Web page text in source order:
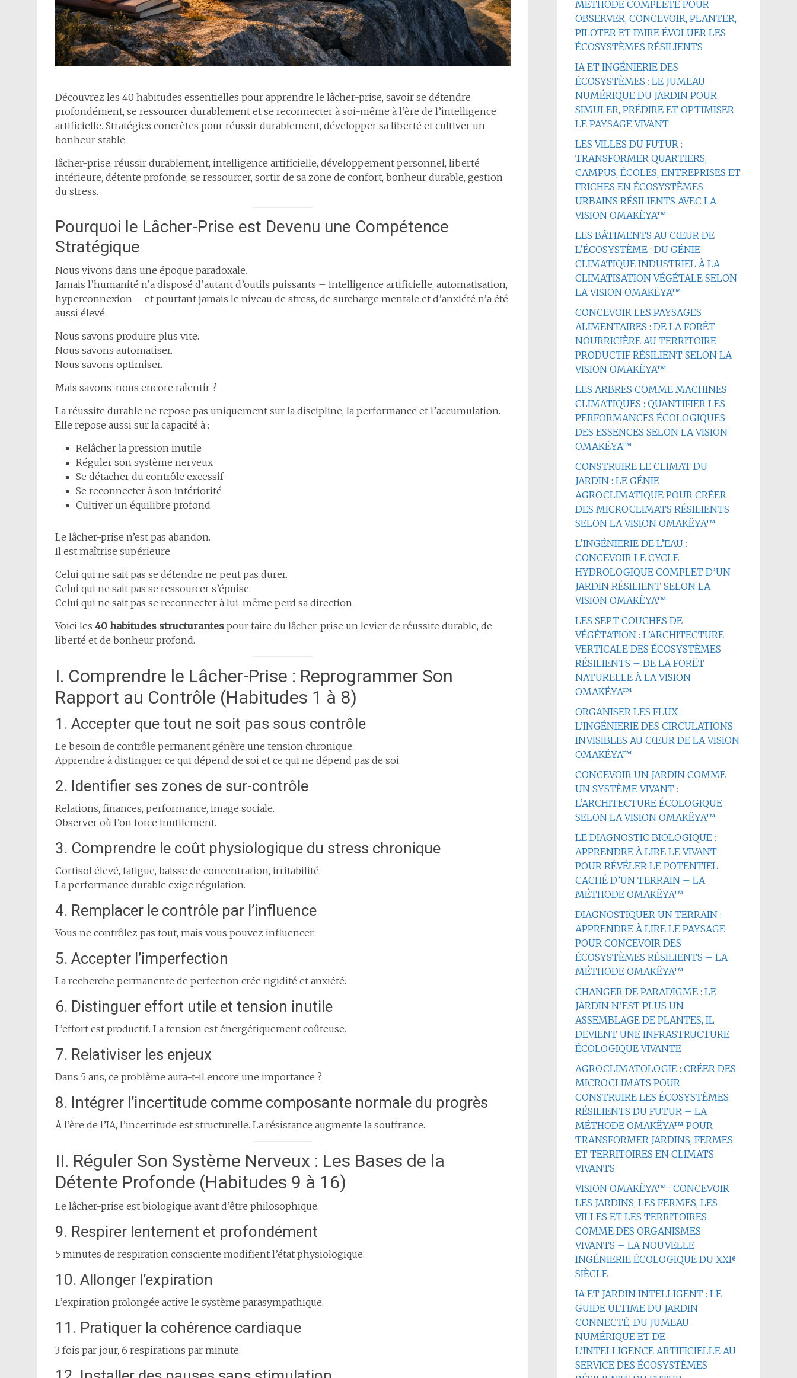
Découvrez les 40 habitudes essentielles pour apprendre le lâcher-prise, savoir se détendre
profondément, se ressourcer durablement et se reconnecter à soi-même à l’ère de l’intelligence
artificielle. Stratégies concrètes pour réussir durablement, développer sa liberté et cultiver un
bonheur stable.
lâcher-prise, réussir durablement, intelligence artificielle, développement personnel, liberté
intérieure, détente profonde, se ressourcer, sortir de sa zone de confort, bonheur durable, gestion
du stress.
Pourquoi le Lâcher-Prise est Devenu une Compétence
Stratégique
Nous vivons dans une époque paradoxale.
Jamais l’humanité n’a disposé d’autant d’outils puissants – intelligence artificielle, automatisation,
hyperconnexion – et pourtant jamais le niveau de stress, de surcharge mentale et d’anxiété n’a été
aussi élevé.
Nous savons produire plus vite.
Nous savons automatiser.
Nous savons optimiser.
Mais savons-nous encore ralentir ?
La réussite durable ne repose pas uniquement sur la discipline, la performance et l’accumulation.
Elle repose aussi sur la capacité à :
Relâcher la pression inutile
Réguler son système nerveux
Se détacher du contrôle excessif
Se reconnecter à son intériorité
Cultiver un équilibre profond
Le lâcher-prise n’est pas abandon.
Il est maîtrise supérieure.
Celui qui ne sait pas se détendre ne peut pas durer.
Celui qui ne sait pas se ressourcer s’épuise.
Celui qui ne sait pas se reconnecter à lui-même perd sa direction.
Voici les 40 habitudes structurantes pour faire du lâcher-prise un levier de réussite durable, de
liberté et de bonheur profond.
I. Comprendre le Lâcher-Prise : Reprogrammer Son
Rapport au Contrôle (Habitudes 1 à 8)
1. Accepter que tout ne soit pas sous contrôle
Le besoin de contrôle permanent génère une tension chronique.
Apprendre à distinguer ce qui dépend de soi et ce qui ne dépend pas de soi.
2. Identifier ses zones de sur-contrôle
Relations, finances, performance, image sociale.
Observer où l’on force inutilement.
3. Comprendre le coût physiologique du stress chronique
Cortisol élevé, fatigue, baisse de concentration, irritabilité.
La performance durable exige régulation.
4. Remplacer le contrôle par l’influence
Vous ne contrôlez pas tout, mais vous pouvez influencer.
5. Accepter l’imperfection
La recherche permanente de perfection crée rigidité et anxiété.
6. Distinguer effort utile et tension inutile
L’effort est productif. La tension est énergétique­ment coûteuse.
7. Relativiser les enjeux
Dans 5 ans, ce problème aura-t-il encore une importance ?
8. Intégrer l’incertitude comme composante normale du progrès
À l’ère de l’IA, l’incertitude est structurelle. La résistance augmente la souffrance.
II. Réguler Son Système Nerveux : Les Bases de la
Détente Profonde (Habitudes 9 à 16)
Le lâcher-prise est biologique avant d’être philosophique.
9. Respirer lentement et profondément
5 minutes de respiration consciente modifient l’état physiologique.
10. Allonger l’expiration
L’expiration prolongée active le système parasympathique.
11. Pratiquer la cohérence cardiaque
3 fois par jour, 6 respirations par minute.
MÉTHODE COMPLÈTE POUR
OBSERVER, CONCEVOIR, PLANTER,
PILOTER ET FAIRE ÉVOLUER LES
ÉCOSYSTÈMES RÉSILIENTS
IA ET INGÉNIERIE DES
ÉCOSYSTÈMES : LE JUMEAU
NUMÉRIQUE DU JARDIN POUR
SIMULER, PRÉDIRE ET OPTIMISER
LE PAYSAGE VIVANT
LES VILLES DU FUTUR :
TRANSFORMER QUARTIERS,
CAMPUS, ÉCOLES, ENTREPRISES ET
FRICHES EN ÉCOSYSTÈMES
URBAINS RÉSILIENTS AVEC LA
VISION OMAKËYA™
LES BÂTIMENTS AU CŒUR DE
L’ÉCOSYSTÈME : DU GÉNIE
CLIMATIQUE INDUSTRIEL À LA
CLIMATISATION VÉGÉTALE SELON
LA VISION OMAKËYA™
CONCEVOIR LES PAYSAGES
ALIMENTAIRES : DE LA FORÊT
NOURRICIÈRE AU TERRITOIRE
PRODUCTIF RÉSILIENT SELON LA
VISION OMAKËYA™
LES ARBRES COMME MACHINES
CLIMATIQUES : QUANTIFIER LES
PERFORMANCES ÉCOLOGIQUES
DES ESSENCES SELON LA VISION
OMAKËYA™
CONSTRUIRE LE CLIMAT DU
JARDIN : LE GÉNIE
AGROCLIMATIQUE POUR CRÉER
DES MICROCLIMATS RÉSILIENTS
SELON LA VISION OMAKËYA™
L’INGÉNIERIE DE L’EAU :
CONCEVOIR LE CYCLE
HYDROLOGIQUE COMPLET D’UN
JARDIN RÉSILIENT SELON LA
VISION OMAKËYA™
LES SEPT COUCHES DE
VÉGÉTATION : L’ARCHITECTURE
VERTICALE DES ÉCOSYSTÈMES
RÉSILIENTS – DE LA FORÊT
NATURELLE À LA VISION
OMAKËYA™
ORGANISER LES FLUX :
L’INGÉNIERIE DES CIRCULATIONS
INVISIBLES AU CŒUR DE LA VISION
OMAKËYA™
CONCEVOIR UN JARDIN COMME
UN SYSTÈME VIVANT :
L’ARCHITECTURE ÉCOLOGIQUE
SELON LA VISION OMAKËYA™
LE DIAGNOSTIC BIOLOGIQUE :
APPRENDRE À LIRE LE VIVANT
POUR RÉVÉLER LE POTENTIEL
CACHÉ D’UN TERRAIN – LA
MÉTHODE OMAKËYA™
DIAGNOSTIQUER UN TERRAIN :
APPRENDRE À LIRE LE PAYSAGE
POUR CONCEVOIR DES
ÉCOSYSTÈMES RÉSILIENTS – LA
MÉTHODE OMAKËYA™
CHANGER DE PARADIGME : LE
JARDIN N’EST PLUS UN
ASSEMBLAGE DE PLANTES, IL
DEVIENT UNE INFRASTRUCTURE
ÉCOLOGIQUE VIVANTE
AGROCLIMATOLOGIE : CRÉER DES
MICROCLIMATS POUR
CONSTRUIRE LES ÉCOSYSTÈMES
RÉSILIENTS DU FUTUR – LA
MÉTHODE OMAKËYA™ POUR
TRANSFORMER JARDINS, FERMES
ET TERRITOIRES EN CLIMATS
VIVANTS
VISION OMAKËYA™ : CONCEVOIR
LES JARDINS, LES FERMES, LES
VILLES ET LES TERRITOIRES
COMME DES ORGANISMES
VIVANTS – LA NOUVELLE
INGÉNIERIE ÉCOLOGIQUE DU XXIᵉ
SIÈCLE
IA ET JARDIN INTELLIGENT : LE
GUIDE ULTIME DU JARDIN
CONNECTÉ, DU JUMEAU
NUMÉRIQUE ET DE
L’INTELLIGENCE ARTIFICIELLE AU
SERVICE DES ÉCOSYSTÈMES